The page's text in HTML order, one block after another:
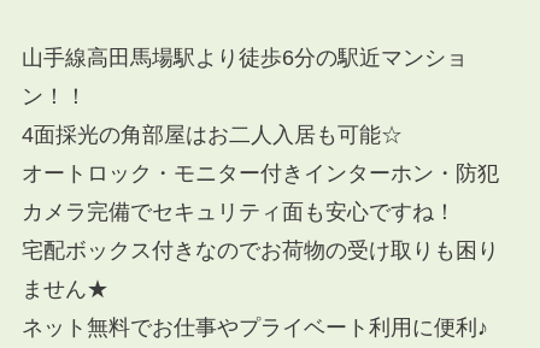
山手線高田馬場駅より徒歩6分の駅近マンショ
ン！！
4面採光の角部屋はお二人入居も可能☆
オートロック・モニター付きインターホン・防犯
カメラ完備でセキュリティ面も安心ですね！
宅配ボックス付きなのでお荷物の受け取りも困り
ません★
ネット無料でお仕事やプライベート利用に便利♪